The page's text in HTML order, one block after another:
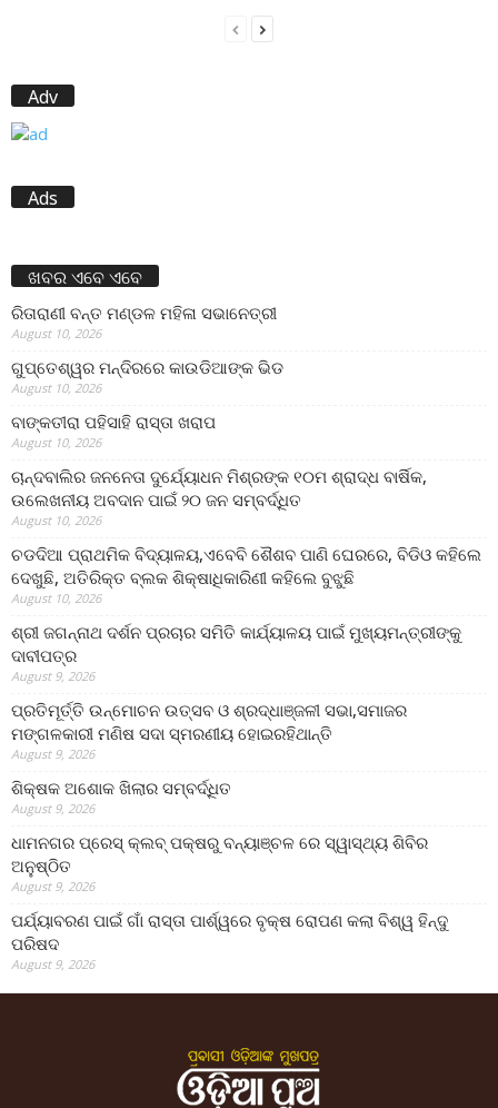
Adv
Ads
ଖବର ଏବେ ଏବେ
ରିତାରାଣୀ ବନ୍ତ ମଣ୍ଡଳ ମହିଳା ସଭାନେତ୍ରୀ
August 10, 2026
ଗୁପ୍ତେଶ୍ୱର ମନ୍ଦିରରେ କାଉଡିଆଙ୍କ ଭିଡ
August 10, 2026
ବାଙ୍କତୀରା ପହିସାହି ରାସ୍ତା ଖରାପ
August 10, 2026
ଚାନ୍ଦବାଲିର ଜନନେତା ଦୁର୍ଯ୍ୟୋଧନ ମିଶ୍ରଙ୍କ ୧୦ମ ଶ୍ରାଦ୍ଧ ବାର୍ଷିକ,
ଉଲେଖନୀୟ ଅବଦାନ ପାଇଁ ୨୦ ଜନ ସମ୍ବର୍ଦ୍ଧିତ
August 10, 2026
ଚଡଦିଆ ପ୍ରାଥମିକ ବିଦ୍ୟାଳୟ,ଏବେବି ଶୈଶବ ପାଣି ଘେରରେ, ବିଡିଓ କହିଲେ
ଦେଖୁଛି, ଅତିରିକ୍ତ ବ୍ଲକ ଶିକ୍ଷାଧିକାରିଣୀ କହିଲେ ବୁଝୁଛି
August 10, 2026
ଶ୍ରୀ ଜଗନ୍ନାଥ ଦର୍ଶନ ପ୍ରଚାର ସମିତି କାର୍ଯ୍ୟାଳୟ ପାଇଁ ମୁଖ୍ୟମନ୍ତ୍ରୀଙ୍କୁ
ଦାବୀପତ୍ର
August 9, 2026
ପ୍ରତିମୂର୍ତ୍ତି ଉନ୍ମୋଚନ ଉତ୍ସବ ଓ ଶ୍ରଦ୍ଧାଞ୍ଜଳୀ ସଭା,ସମାଜର
ମଙ୍ଗଳକାରୀ ମଣିଷ ସଦା ସ୍ମରଣୀୟ ହୋଇରହିଥାନ୍ତି
August 9, 2026
ଶିକ୍ଷକ ଅଶୋକ ଖିଲାର ସମ୍ବର୍ଦ୍ଧିତ
August 9, 2026
ଧାମନଗର ପ୍ରେସ୍ କ୍ଲବ୍ ପକ୍ଷରୁ ବନ୍ୟାଞ୍ଚଳ ରେ ସ୍ୱାସ୍ଥ୍ୟ ଶିବିର
ଅନୁଷ୍ଠିତ
August 9, 2026
ପର୍ଯ୍ୟାବରଣ ପାଇଁ ଗାଁ ରାସ୍ତା ପାର୍ଶ୍ୱରେ ବୃକ୍ଷ ରୋପଣ କଲା ବିଶ୍ୱ ହିନ୍ଦୁ
ପରିଷଦ
August 9, 2026